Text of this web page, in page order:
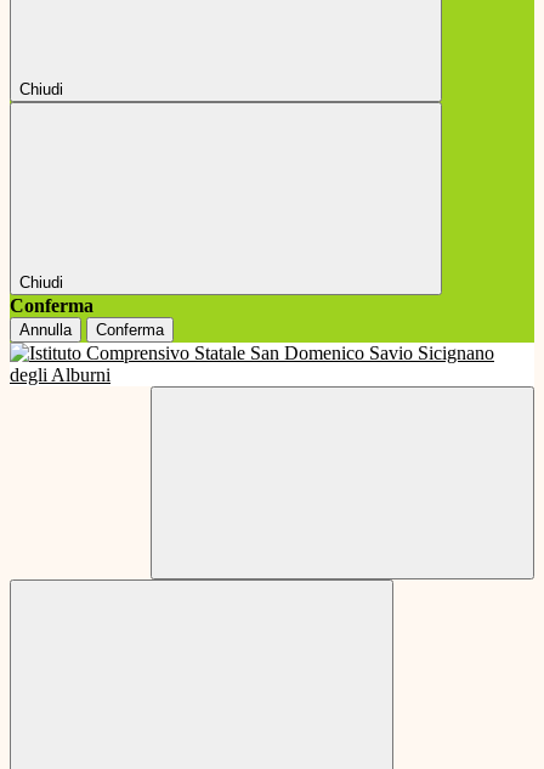
Chiudi
Chiudi
Conferma
Annulla Conferma